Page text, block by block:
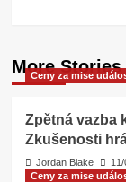
More Stories
Ceny za mise
Zpětná vazba
Zkušenosti
Jordan Blake
Ceny za mise